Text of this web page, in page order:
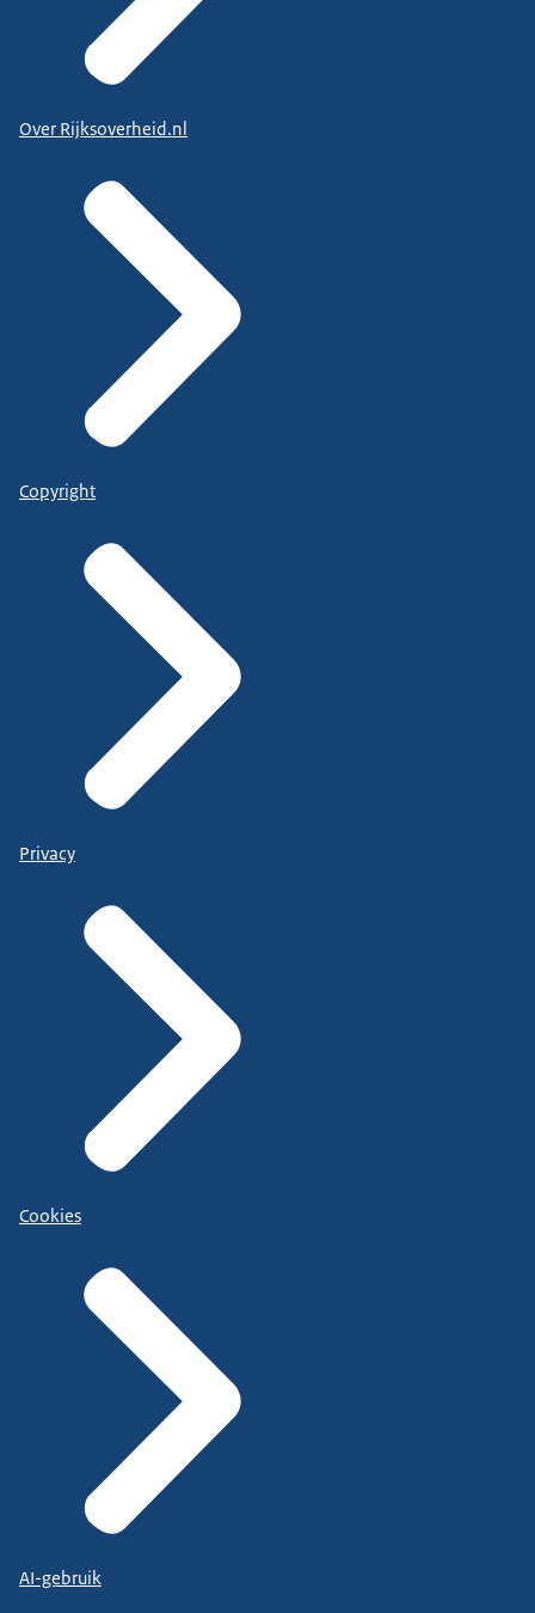
Over Rijksoverheid.nl
Copyright
Privacy
Cookies
AI-gebruik